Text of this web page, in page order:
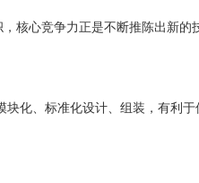
核心竞争力正是不断推陈出新
化、标准化设计、组装，有利